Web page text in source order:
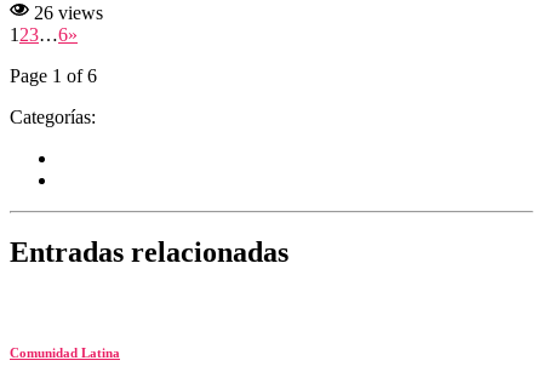
26 views
1 23…6»
Page 1 of 6
Categorías:
Entradas relacionadas
Comunidad Latina